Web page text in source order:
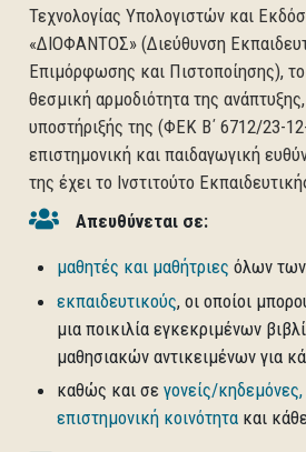
Τεχνολογίας Υπολογιστών και
«ΔΙΟΦΑΝΤΟΣ» (Διεύθυνση
Επιμόρφωσης και Πιστοποίησης), το
θεσμική αρμοδιότητα της
υποστήριξής της (ΦΕΚ Β΄ 6712/23-
επιστημονική και παιδαγωγική
της έχει το Ινστιτούτο
Απευθύνεται σε:
μαθητές και μαθήτριες όλων
εκπαιδευτικούς, οι οποίοι
μια ποικιλία εγκεκριμένων
μαθησιακών αντικειμένων για
καθώς και σε γονείς/
επιστημονική κοινότητακαι